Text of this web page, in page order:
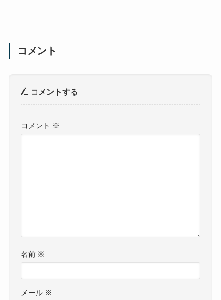
コメント
コメントする
コメント ※
名前 ※
メール ※